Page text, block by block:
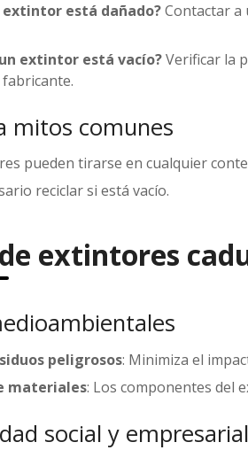
extintor está dañado?Contactar a
extintor está vacío?Verificar la
mitos comunes
pueden tirarse en cualquier
reciclar si está vacío.
extintores
peligrosos: Minimiza el
materiales: Los componentes del
social y empresarial